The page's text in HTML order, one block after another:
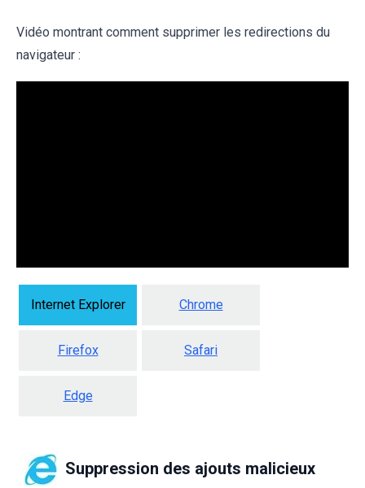
Vidéo montrant comment supprimer les redirections du
navigateur :
Internet Explorer Chrome
Firefox Safari
Edge
Suppression des ajouts malicieux